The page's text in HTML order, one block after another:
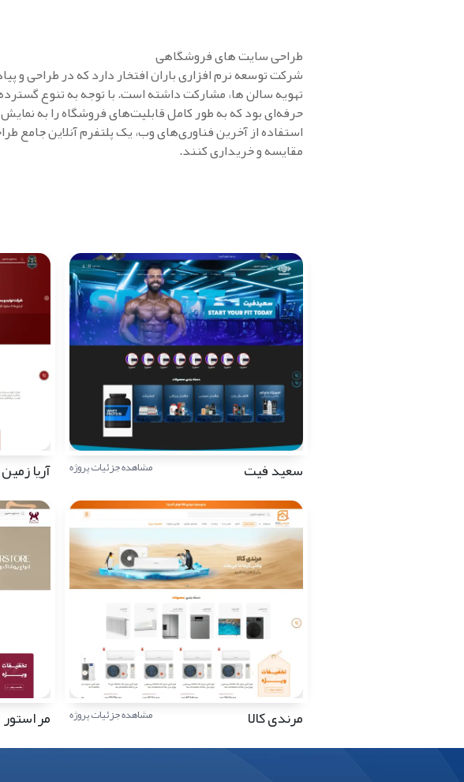
طراحی سایت های فروشگاهی
شرکت توسعه نرم‌ افزاری باران افتخار دارد که در طراحی و
حرفه‌ای بود که به طور کامل قابلیت‌های فروشگاه را به
استفاده از آخرین فناوری‌های وب، یک پلتفرم آنلاین
مقایسه و خریداری کنند.
سعید فیت مشاهده جزئیات پروژه آریا زمین
مرندی کالا مشاهده جزئیات پروژه مر استور